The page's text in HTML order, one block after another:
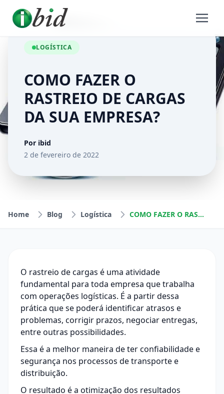
LOGÍSTICA
COMO FAZER O
RASTREIO DE CARGAS
DA SUA EMPRESA?
Por ibid
2 de fevereiro de 2022
Home Blog Logística COMO FAZER O RASTREIO DE CARGAS DA SUA EMPRESA?
O rastreio de cargas é uma atividade
fundamental para toda empresa que trabalha
com operações logísticas. É a partir dessa
prática que se poderá identificar atrasos e
problemas, corrigir prazos, negociar entregas,
entre outras possibilidades.
Essa é a melhor maneira de ter confiabilidade e
segurança nos processos de transporte e
distribuição.
O resultado é a otimização dos resultados